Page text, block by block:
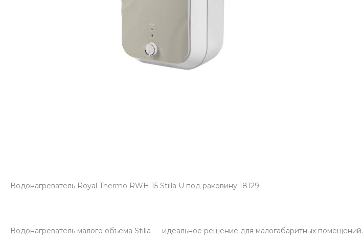
Водонагреватель Royal Thermo RWH 15 Stilla U под раковину 18129
Водонагреватель малого объема Stilla — идеальное решение для малогабаритных помещений.